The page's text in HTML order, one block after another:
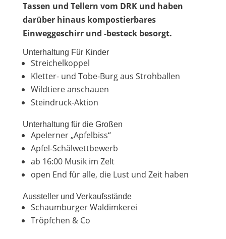
Tassen und Tellern vom DRK und haben
darüber hinaus kompostierbares
Einweggeschirr und -besteck besorgt.
Unterhaltung Für Kinder
Streichelkoppel
Kletter- und Tobe-Burg aus Strohballen
Wildtiere anschauen
Steindruck-Aktion
Unterhaltung für die Großen
Apelerner „Apfelbiss“
Apfel-Schälwettbewerb
ab 16:00 Musik im Zelt
open End für alle, die Lust und Zeit haben
Aussteller und Verkaufsstände
Schaumburger Waldimkerei
Tröpfchen & Co